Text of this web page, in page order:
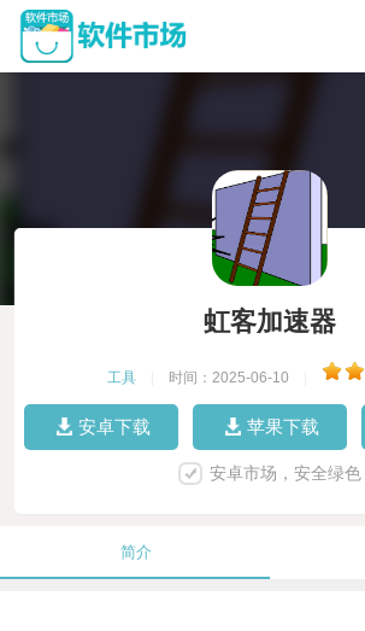
虹客加速器
工具 时间：2025-06-10
安卓下载 苹果下载
安卓市场，安全绿色
简介